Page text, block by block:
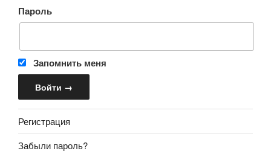
Пароль
Запомнить меня
Регистрация
Забыли пароль?